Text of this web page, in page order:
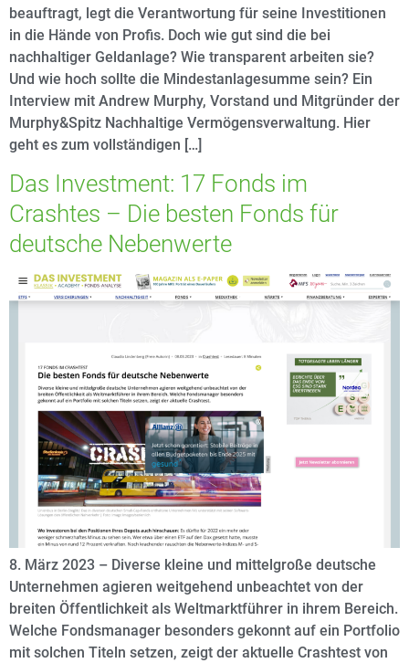
beauftragt, legt die Verantwortung für seine Investitionen
in die Hände von Profis. Doch wie gut sind die bei
nachhaltiger Geldanlage? Wie transparent arbeiten sie?
Und wie hoch sollte die Mindestanlagesumme sein? Ein
Interview mit Andrew Murphy, Vorstand und Mitgründer der
Murphy&Spitz Nachhaltige Vermögensverwaltung. Hier
geht es zum vollständigen […]
Das Investment: 17 Fonds im
Crashtes – Die besten Fonds für
deutsche Nebenwerte
8. März 2023 – Diverse kleine und mittelgroße deutsche
Unternehmen agieren weitgehend unbeachtet von der
breiten Öffentlichkeit als Weltmarktführer in ihrem Bereich.
Welche Fondsmanager besonders gekonnt auf ein Portfolio
mit solchen Titeln setzen, zeigt der aktuelle Crashtest von